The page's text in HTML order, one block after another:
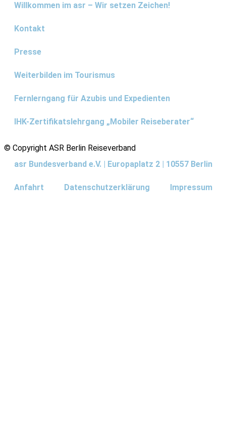
Willkommen im asr – Wir setzen Zeichen!
Kontakt
Presse
Weiterbilden im Tourismus
Fernlerngang für Azubis und Expedienten
IHK-Zertifikatslehrgang „Mobiler Reiseberater“
© Copyright ASR Berlin Reiseverband
asr Bundesverband e.V. | Europaplatz 2 | 10557 Berlin
Anfahrt Datenschutzerklärung Impressum